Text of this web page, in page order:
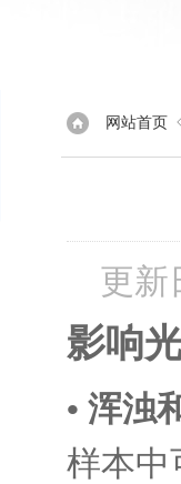
网站首页
更
影响
• 浑浊
样本中